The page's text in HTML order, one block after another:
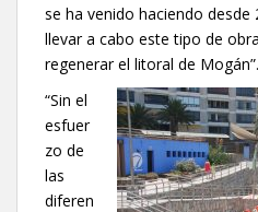
se ha venido haciendo desde
llevar a cabo este tipo de
regenerar el litoral de Mogán”.
“Sin el
esfuer
zo de
las
diferen